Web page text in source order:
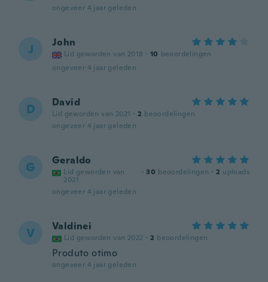
ongeveer 4 jaar geleden
J John
Lid geworden van 2018 · 10 beoordelingen
ongeveer 4 jaar geleden
D David
Lid geworden van 2021 · 2 beoordelingen
ongeveer 4 jaar geleden
G Geraldo
Lid geworden van
2021
· 30 beoordelingen · 2 uploads
ongeveer 4 jaar geleden
V Valdinei
Lid geworden van 2022 · 2 beoordelingen
Produto otimo
ongeveer 4 jaar geleden